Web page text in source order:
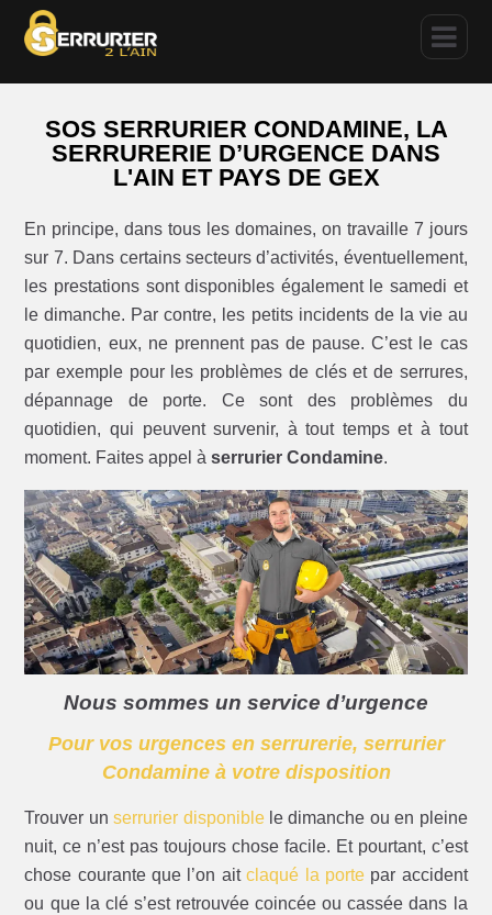
SOS SERRURIER CONDAMINE, LA
SERRURERIE D’URGENCE DANS
L'AIN ET PAYS DE GEX
En principe, dans tous les domaines, on travaille 7 jours
sur 7. Dans certains secteurs d’activités, éventuellement,
les prestations sont disponibles également le samedi et
le dimanche. Par contre, les petits incidents de la vie au
quotidien, eux, ne prennent pas de pause. C’est le cas
par exemple pour les problèmes de clés et de serrures,
dépannage de porte. Ce sont des problèmes du
quotidien, qui peuvent survenir, à tout temps et à tout
moment. Faites appel àserrurier Condamine.
Nous sommes un service d’urgence
Pour vos urgences en serrurerie, serrurier
Condamine à votre disposition
Trouver unserrurier disponiblele dimanche ou en pleine
nuit, ce n’est pas toujours chose facile. Et pourtant, c’est
chose courante que l’on aitclaqué la portepar accident
ou que la clé s’est retrouvée coincée ou cassée dans la